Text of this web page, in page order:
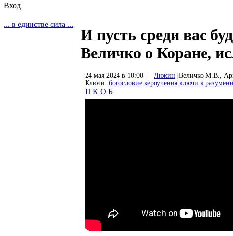
Вход
... в единстве сила ...
И пусть среди вас
Величко о Коране,
24 мая 2024 в 10:00 Люкин Величко М.В.,
Ключи: богословие вероучения ключи к
П К О Б